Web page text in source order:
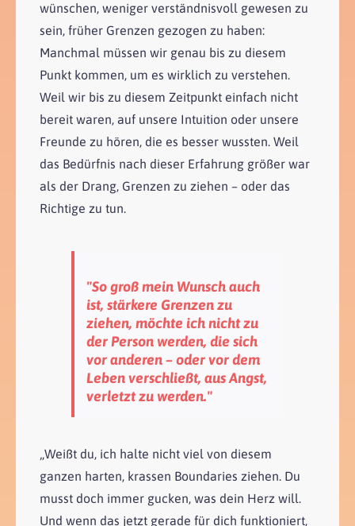
wünschen, weniger verständnisvoll gewesen zu
sein, früher Grenzen gezogen zu haben:
Manchmal müssen wir genau bis zu diesem
Punkt kommen, um es wirklich zu verstehen.
Weil wir bis zu diesem Zeitpunkt einfach nicht
bereit waren, auf unsere Intuition oder unsere
Freunde zu hören, die es besser wussten. Weil
das Bedürfnis nach dieser Erfahrung größer war
als der Drang, Grenzen zu ziehen – oder das
Richtige zu tun.
"So groß mein Wunsch auch
ist, stärkere Grenzen zu
ziehen, möchte ich nicht zu
der Person werden, die sich
vor anderen – oder vor dem
Leben verschließt, aus Angst,
verletzt zu werden."
„Weißt du, ich halte nicht viel von diesem
ganzen harten, krassen Boundaries ziehen. Du
musst doch immer gucken, was dein Herz will.
Und wenn das jetzt gerade für dich funktioniert,